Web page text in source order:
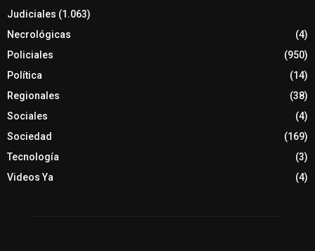
Judiciales (1.063)
Necrológicas
(4)
Policiales
(950)
Política
(14)
Regionales
(38)
Sociales
(4)
Sociedad
(169)
Tecnología
(3)
Videos Ya
(4)